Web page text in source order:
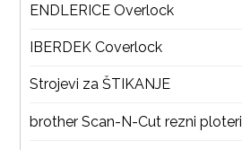
ENDLERICE Overlock
IBERDEK Coverlock
Strojevi za ŠTIKANJE
brother Scan-N-Cut rezni ploteri